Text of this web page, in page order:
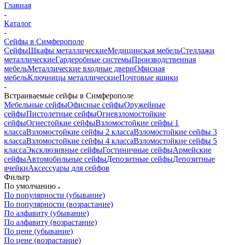
Главная
-
Каталог
-
Сейфы в Симферополе
СейфыШкафы металлическиеМедицинская мебельСтеллажи
металлическиеГардеробные системыПроизводственная
мебельМеталлические входные двериОфисная
мебельКлючницы металлическиеПочтовые ящики
-
Встраиваемые сейфы в Симферополе
Мебельные сейфыОфисные сейфыОружейные
сейфыПистолетные сейфыОгневзломостойкие
сейфыОгнестойкие сейфыВзломостойкие сейфы 1
классаВзломостойкие сейфы 2 классаВзломостойкие сейфы 3
классаВзломостойкие сейфы 4 классаВзломостойкие сейфы 5
классаЭксклюзивные сейфыГостиничные сейфыАрмейские
сейфыАвтомобильные сейфыДепозитные сейфыДепозитные
ячейкиАксессуары для сейфов
Фильтр
По умолчанию
По популярности (убывание)
По популярности (возрастание)
По алфавиту (убывание)
По алфавиту (возрастание)
По цене (убывание)
По цене (возрастание)